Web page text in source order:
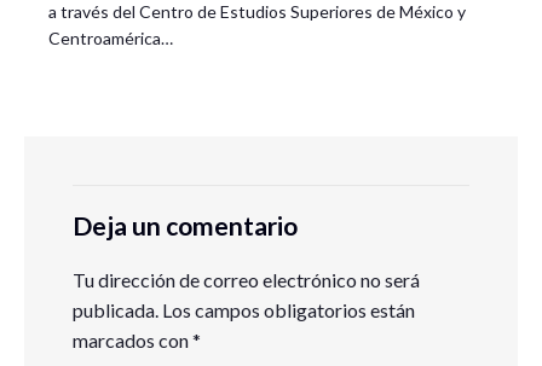
a través del Centro de Estudios Superiores de México y
Centroamérica…
Deja un comentario
Tu dirección de correo electrónico no será
publicada. Los campos obligatorios están
marcados con*